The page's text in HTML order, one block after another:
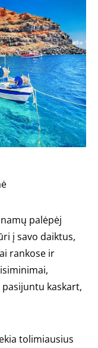
palėpėj
į savo daiktus,
rankose ir
kaskart,
tolimiausius